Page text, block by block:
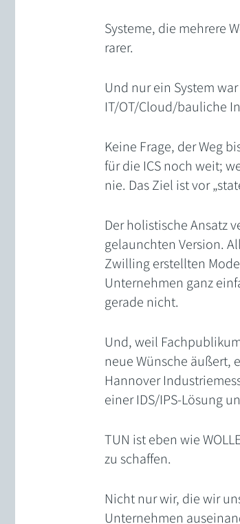
Systeme, die mehrere
rarer.
Und nur ein System
IT/OT/Cloud/bauliche
Keine Frage, der Weg
für die ICS noch weit;
nie. Das Ziel ist vor
Der holistische Ansatz
gelaunchten Version.
Zwilling erstellten
Unternehmen ganz
gerade nicht.
Und, weil
neue Wünsche äußert,
Hannover
einer IDS/IPS-Lösung
TUN ist eben wie
zu schaffen.
Nicht nur wir, die wir
Unternehmen